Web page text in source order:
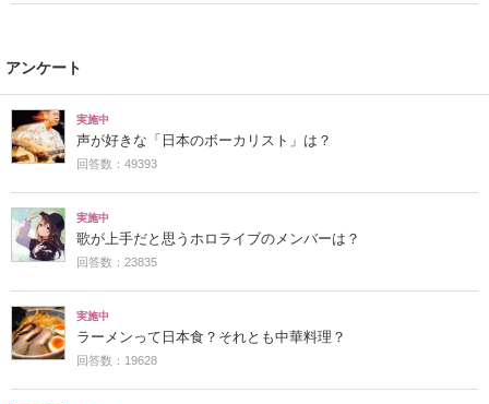
アンケート
実施中
声が好きな「日本のボーカリスト」は？
回答数：49393
実施中
歌が上手だと思うホロライブのメンバーは？
回答数：23835
実施中
ラーメンって日本食？それとも中華料理？
回答数：19628